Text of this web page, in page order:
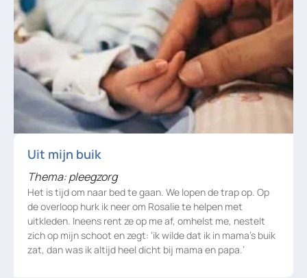
Uit mijn buik
Thema: pleegzorg
Het is tijd om naar bed te gaan. We lopen de trap op. Op
de overloop hurk ik neer om Rosalie te helpen met
uitkleden. Ineens rent ze op me af, omhelst me, nestelt
zich op mijn schoot en zegt: ‘ik wilde dat ik in mama’s buik
zat, dan was ik altijd heel dicht bij mama en papa.’